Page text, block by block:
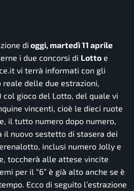
di oggi, martedì 11 aprile
i due concorsi di Lotto e
vi terrà informati con gli
delle due estrazioni,
gioco del Lotto, del quale vi
vincenti, cioè le dieci ruote
il tutto numero dopo numero,
il nuovo sestetto di stasera dei
inclusi numero Jolly e
toccherà alle attese vincite
per il “6” è già alto anche se è
Ecco di seguito l’estrazione